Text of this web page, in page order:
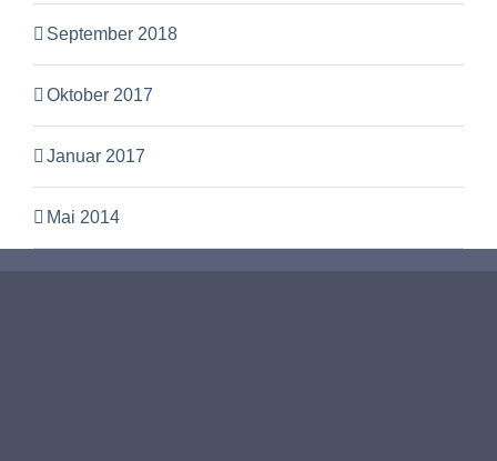
September 2018
Oktober 2017
Januar 2017
Mai 2014